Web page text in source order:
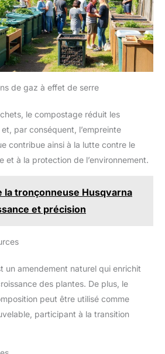
de gaz à effet de serre
le compostage réduit les
par conséquent, l’empreinte
contribue ainsi à la lutte contre le
et à la protection de l’environnement.
la tronçonneuse Husqvarna
et précision
un amendement naturel qui enrichit
des plantes. De plus, le
peut être utilisé comme
participant à la transition